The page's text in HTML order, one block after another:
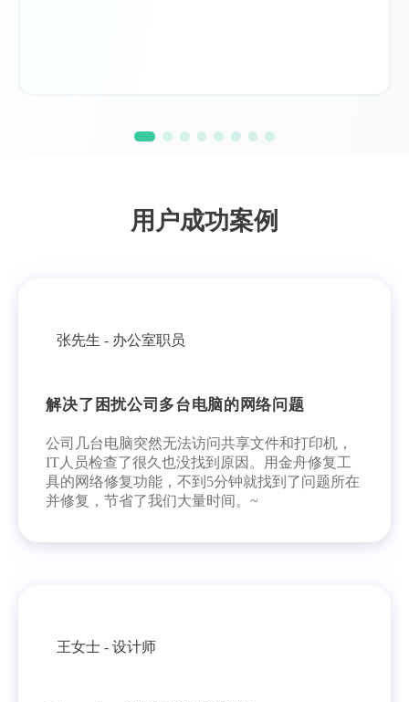
用户成功案例
张先生 - 办公室职员
解决了困扰公司多台电脑的网络问题
公司几台电脑突然无法访问共享文件和打印机，
IT人员检查了很久也没找到原因。用金舟修复工
具的网络修复功能，不到5分钟就找到了问题所在
并修复，节省了我们大量时间。~
王女士 - 设计师